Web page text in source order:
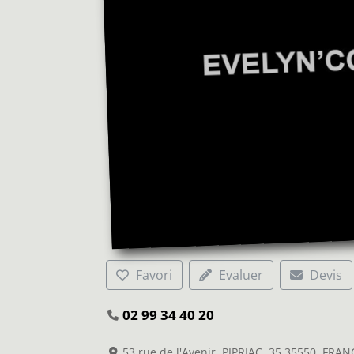
Favori Evaluer Devis
02 99 34 40 20